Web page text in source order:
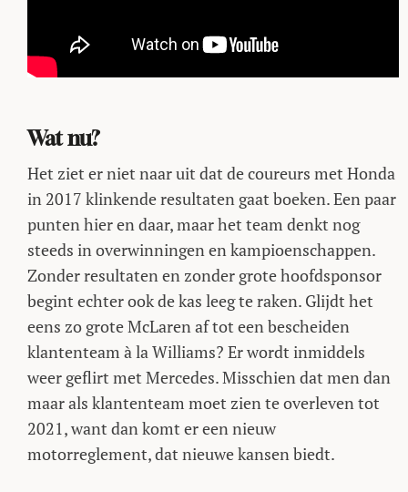
Wat nu?
Het ziet er niet naar uit dat de coureurs met Honda
in 2017 klinkende resultaten gaat boeken. Een paar
punten hier en daar, maar het team denkt nog
steeds in overwinningen en kampioenschappen.
Zonder resultaten en zonder grote hoofdsponsor
begint echter ook de kas leeg te raken. Glijdt het
eens zo grote McLaren af tot een bescheiden
klantenteam à la Williams? Er wordt inmiddels
weer geflirt met Mercedes. Misschien dat men dan
maar als klantenteam moet zien te overleven tot
2021, want dan komt er een nieuw
motorreglement, dat nieuwe kansen biedt.